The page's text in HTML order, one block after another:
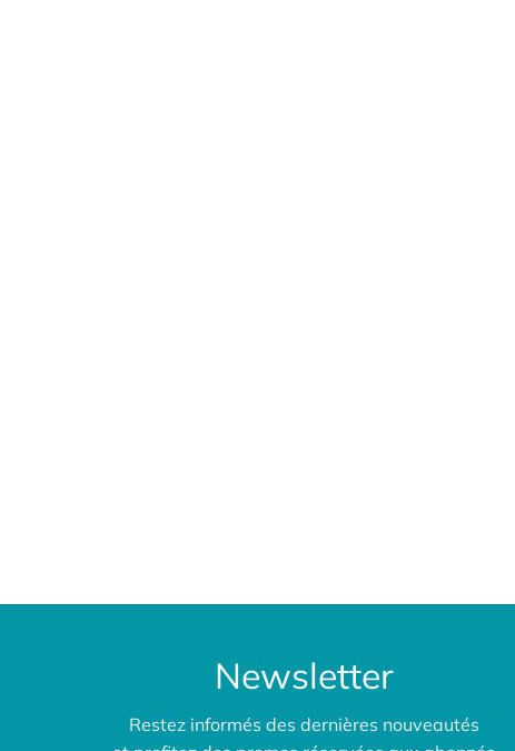
Newsletter
Restez informés des dernières nouveautés